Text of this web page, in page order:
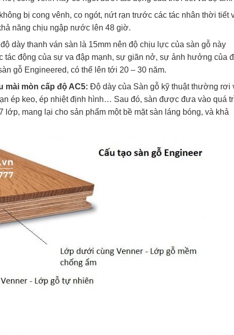
bị cong vênh, co ngót, nứt rạn trước các tác nhân thời tiết
năng chịu ngập nước lên 48 giờ.
dày thanh ván sàn là 15mm nên độ chịu lực của sàn gỗ này
động của sự va đập mạnh, sự giãn nở, sự ảnh hưởng của
gỗ Engineered, có thể lên tới 20 – 30 năm.
mài mòn cấp độ AC5: Độ dày của Sàn gỗ kỹ thuật thường rơi
ép keo, ép nhiệt định hình… Sau đó, sàn được đưa vào quá
mang lại cho sản phẩm một bề mặt sàn láng bóng, và khả